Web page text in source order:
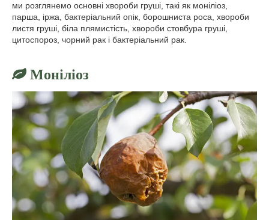
ми розглянемо основні хвороби груші, такі як моніліоз,
парша, іржа, бактеріальний опік, борошниста роса, хвороби
листя груші, біла плямистість, хвороби стовбура груші,
цитоспороз, чорний рак і бактеріальний рак.
Моніліоз